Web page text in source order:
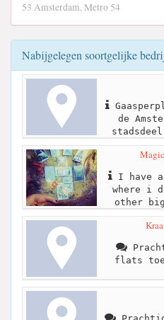
53 Amsterdam, Metro 54
Nabijgelegen soortgelijke
de
I have
where i
other
flats toe